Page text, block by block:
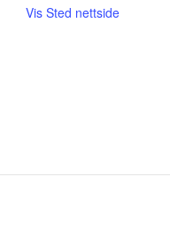
Vis Sted nettside